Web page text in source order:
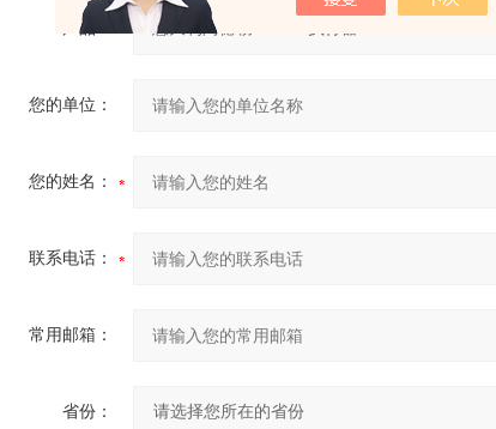
产品：
您的单位：
您的姓名：
联系电话：
常用邮箱：
省份：